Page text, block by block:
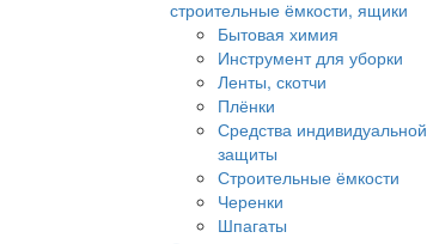
строительные ёмкости, ящики
Бытовая химия
Инструмент для уборки
Ленты, скотчи
Плёнки
Средства индивидуальной
защиты
Строительные ёмкости
Черенки
Шпагаты